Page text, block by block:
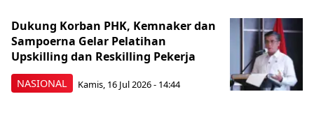
NASIONAL
Dukung Korban PHK, Kemnaker dan
Sampoerna Gelar Pelatihan
Upskilling dan Reskilling Pekerja
Kamis, 16 Jul 2026 - 14:44